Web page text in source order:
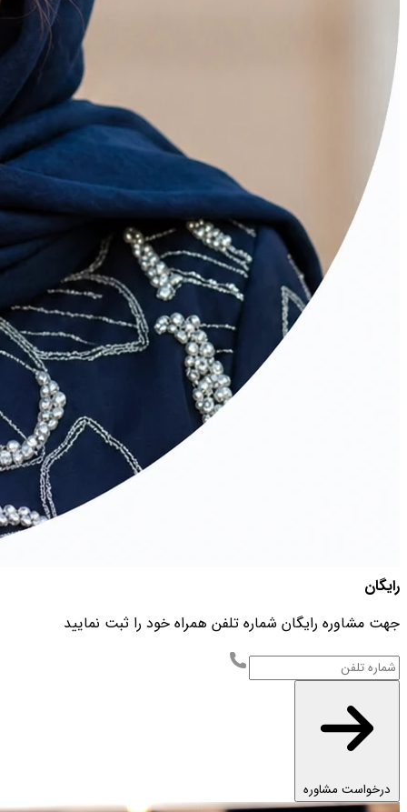
رایگان
جهت مشاوره رایگان شماره تلفن همراه خود را ثبت نمایید
درخواست مشاوره